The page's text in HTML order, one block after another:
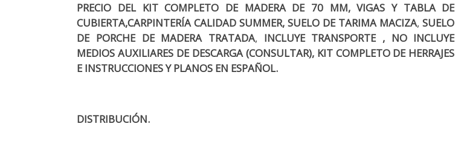
PRECIO DEL KIT COMPLETO DE MADERA DE 70 MM, VIGAS Y TABLA DE
CUBIERTA,CARPINTERÍACALIDAD SUMMER, SUELO DE TARIMA MACIZA,SUELO
DE PORCHE DE MADERA TRATADA, INCLUYE TRANSPORTE , NO INCLUYE
MEDIOS AUXILIARES DE DESCARGA (CONSULTAR), KIT COMPLETO DE HERRAJES
E INSTRUCCIONES Y PLANOS EN ESPAÑOL.
DISTRIBUCIÓN.